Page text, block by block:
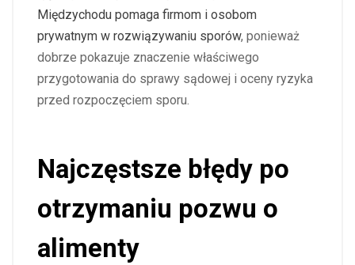
Międzychodu pomaga firmom i osobom
prywatnym w rozwiązywaniu sporów, ponieważ
dobrze pokazuje znaczenie właściwego
przygotowania do sprawy sądowej i oceny ryzyka
przed rozpoczęciem sporu.
Najczęstsze błędy po
otrzymaniu pozwu o
alimenty